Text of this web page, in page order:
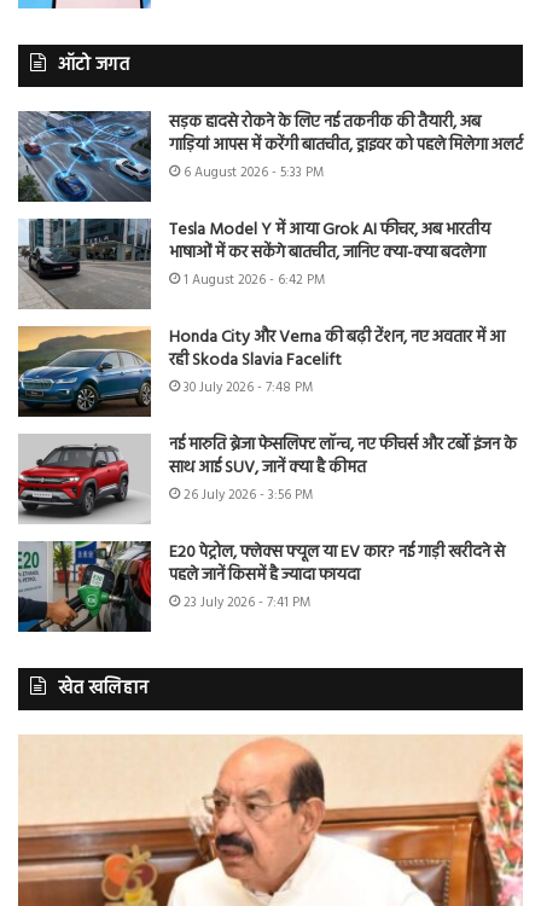
ऑटो जगत
सड़क हादसे रोकने के लिए नई तकनीक की तैयारी, अब
गाड़ियां आपस में करेंगी बातचीत, ड्राइवर को पहले मिलेगा अलर्ट
6 August 2026 - 5:33 PM
Tesla Model Y में आया Grok AI फीचर, अब भारतीय
भाषाओं में कर सकेंगे बातचीत, जानिए क्या-क्या बदलेगा
1 August 2026 - 6:42 PM
Honda City और Verna की बढ़ी टेंशन, नए अवतार में आ
रही Skoda Slavia Facelift
30 July 2026 - 7:48 PM
नई मारुति ब्रेजा फेसलिफ्ट लॉन्च, नए फीचर्स और टर्बो इंजन के
साथ आई SUV, जानें क्या है कीमत
26 July 2026 - 3:56 PM
E20 पेट्रोल, फ्लेक्स फ्यूल या EV कार? नई गाड़ी खरीदने से
पहले जानें किसमें है ज्यादा फायदा
23 July 2026 - 7:41 PM
खेत खलिहान